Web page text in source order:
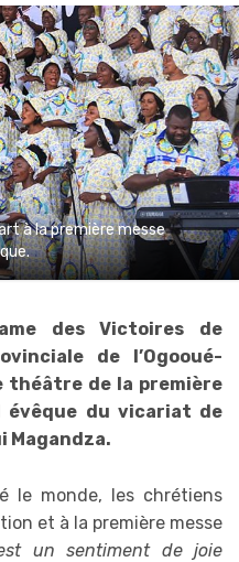
à la première messe
des Victoires de
de l’Ogooué-
théâtre de la première
évêque du vicariat de
Magandza.
le monde, les chrétiens
et à la première messe
un sentiment de joie